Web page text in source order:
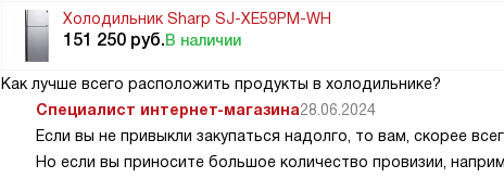
Холодильник Sharp SJ-XE59PM-WH
151 250 руб.В наличии
Как лучше всего расположить продукты в холодильнике?
Специалист интернет-магазина28.06.2024
Если вы не привыкли закупаться надолго, то вам, скорее
Но если вы приносите большое количество провизии,